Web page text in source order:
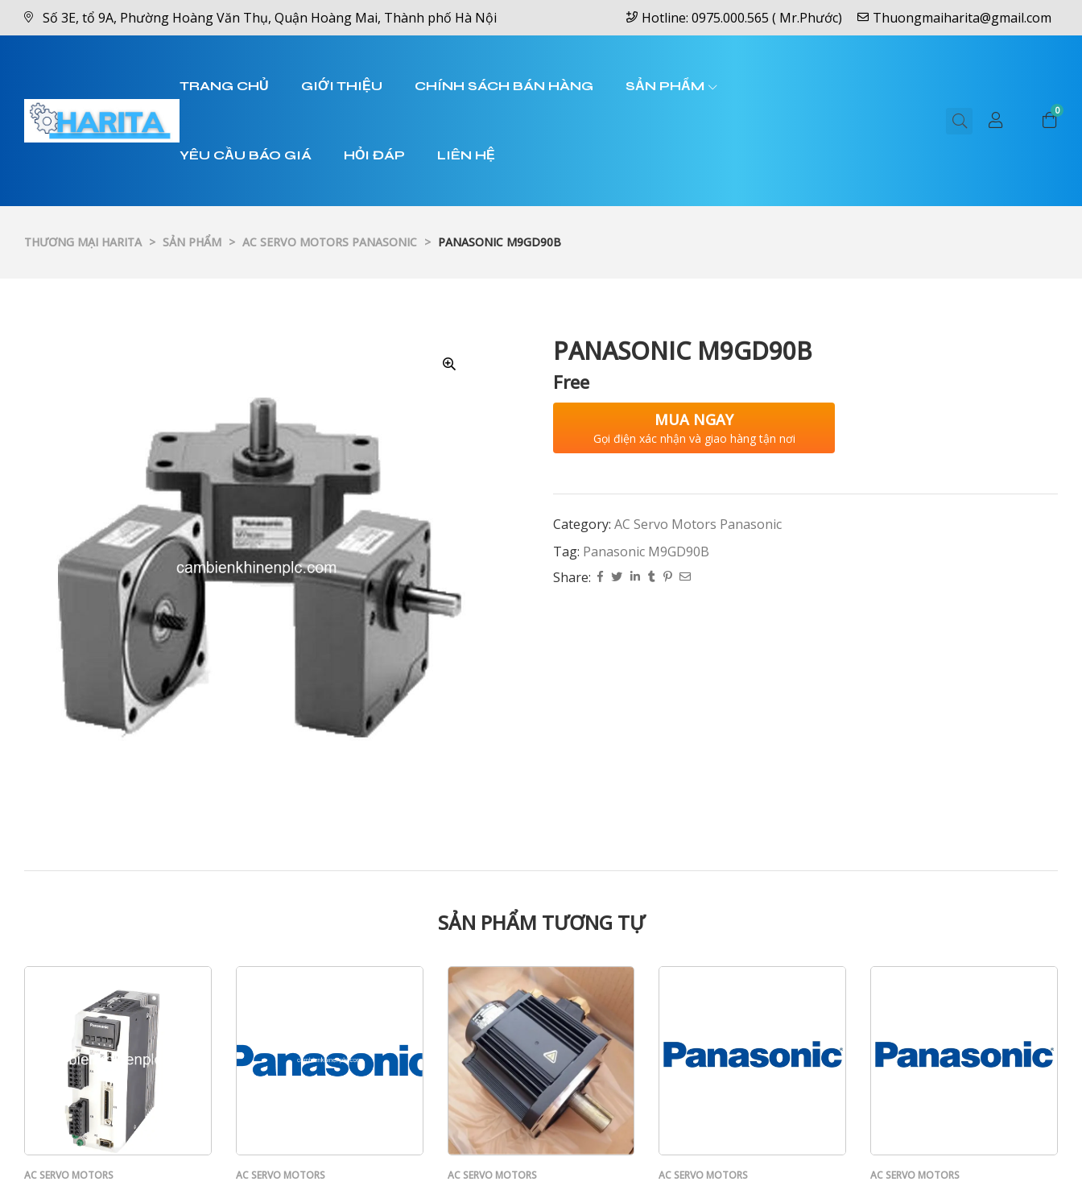
Số 3E, tổ 9A, Phường Hoàng Văn Thụ, Quận Hoàng Mai, Thành phố Hà Nội Hotline: 0975.000.565 ( Mr.Phước) Thuongmaiharita@gmail.com
TRANG CHỦ GIỚI THIỆU CHÍNH SÁCH BÁN HÀNG SẢN PHẨM
YÊU CẦU BÁO GIÁ HỎI ĐÁP LIÊN HỆ
0
THƯƠNG MẠI HARITA > SẢN PHẨM > AC SERVO MOTORS PANASONIC > PANASONIC M9GD90B
PANASONIC M9GD90B
Free
MUA NGAY
Gọi điện xác nhận và giao hàng tận nơi
Category: AC Servo Motors Panasonic
Tag: Panasonic M9GD90B
Share:
SẢN PHẨM TƯƠNG TỰ
AC SERVO MOTORS
AC SERVO MOTORS
AC SERVO MOTORS
AC SERVO MOTORS
AC SERVO MOTORS